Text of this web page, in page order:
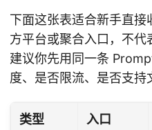
下面这张表适合新手直
方平台或聚合入口，不代
建议你先用同一条
度、是否限流、是否支持
类型 入口